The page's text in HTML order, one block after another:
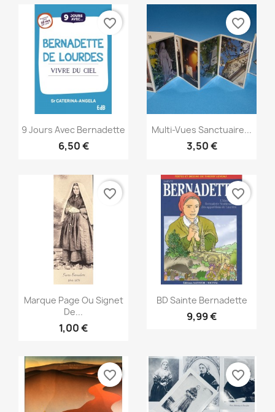
Aperçu rapide
9 Jours Avec Bernadette
6,50 €
favorite_border
Aperçu rapide
Multi-Vues Sanctuaire...
3,50 €
favorite_border
Aperçu rapide
Marque Page Ou Signet
De...
1,00 €
favorite_border
Aperçu rapide
BD Sainte Bernadette
9,99 €
favorite_border
favorite_border favorite_border